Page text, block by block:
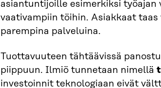
asiantuntijoille esimerkiksi
vaativampiin töihin. Asiakkaat
parempina palveluina.
Tuottavuuteen tähtäävissä
piippuun. Ilmiö tunnetaan nimellä
investoinnit teknologiaan eivät